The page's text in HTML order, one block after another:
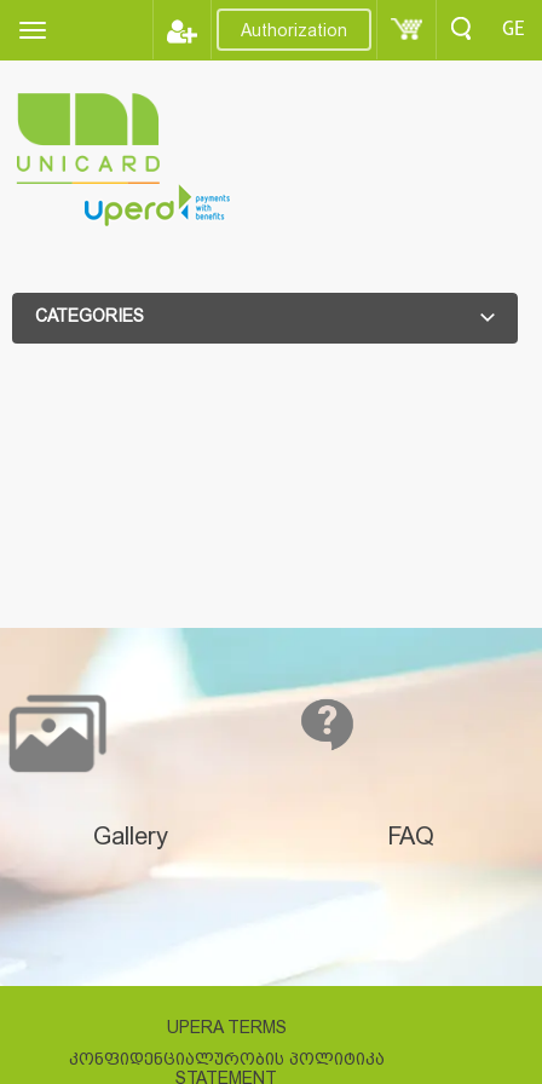
Authorization GE
CATEGORIES
Gallery FAQ
UPERA TERMS
ᲙᲝᲜᲤᲘᲓᲔᲜᲪᲘᲐᲚᲣᲠᲝᲑᲘᲡ ᲞᲝᲚᲘᲢᲘᲙᲐ
STATEMENT